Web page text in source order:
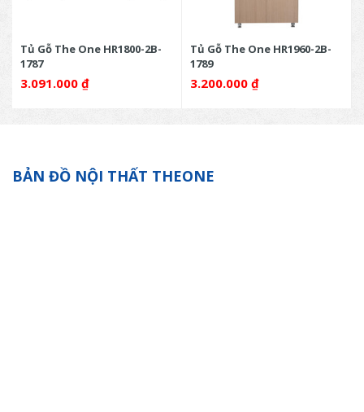
Tủ Gỗ The One HR1800-2B-
1787
3.091.000 ₫
Tủ Gỗ The One HR1960-2B-
1789
3.200.000 ₫
BẢN ĐỒ NỘI THẤT THEONE